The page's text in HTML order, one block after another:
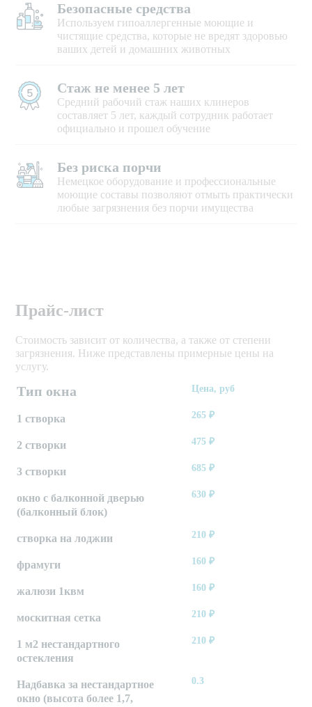
Безопасные средства
Используем гипоаллергенные моющие и
чистящие средства, которые не вредят здоровью
ваших детей и домашних животных
Стаж не менее 5 лет
Средний рабочий стаж наших клинеров
составляет 5 лет, каждый сотрудник работает
официально и прошел обучение
Без риска порчи
Немецкое оборудование и профессиональные
моющие составы позволяют отмыть практически
любые загрязнения без порчи имущества
Прайс-лист
Стоимость зависит от количества, а также от степени
загрязнения. Ниже представлены примерные цены на
услугу.
Тип окна Цена, руб
1 створка 265 ₽
2 створки 475₽
3 створки 685 ₽
окно с балконной дверью
(балконный блок)
630 ₽
створка на лоджии 210 ₽
фрамуги 160 ₽
жалюзи 1квм 160 ₽
москитная сетка 210 ₽
1 м2 нестандартного
остекления
210 ₽
Надбавка за нестандартное
окно (высота более 1,7,
0.3